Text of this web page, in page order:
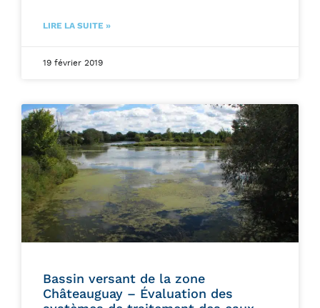
LIRE LA SUITE »
19 février 2019
Bassin versant de la zone
Châteauguay – Évaluation des